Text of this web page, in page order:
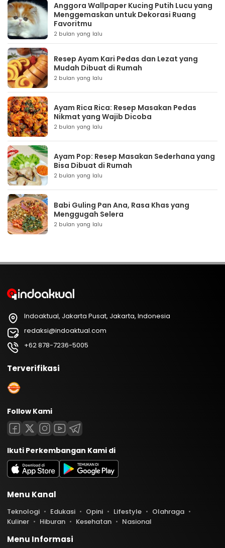
Anggora Wallpaper Kucing Putih Lucu yang
Menggemaskan untuk Dekorasi Ruang
Favoritmu
2 bulan yang lalu
Resep Ayam Kari Pedas dan Lezat yang
Mudah Dibuat di Rumah
2 bulan yang lalu
Ayam Rica Rica: Resep Masakan Pedas
Nikmat yang Wajib Dicoba
2 bulan yang lalu
Ayam Pop: Resep Masakan Sederhana yang
Bisa Dibuat di Rumah
2 bulan yang lalu
Babi Guling Pan Ana, Rasa Khas yang
Menggugah Selera
2 bulan yang lalu
Indoaktual, Jakarta Pusat, Jakarta, Indonesia
redaksi@indoaktual.com
+62 878-7236-5005
Terverifikasi
Follow Kami
Ikuti Perkembangan Kami di
Menu Kanal
Teknologi Edukasi Opini Lifestyle
Olahraga
Kuliner
Hiburan Kesehatan Nasional
Menu Informasi